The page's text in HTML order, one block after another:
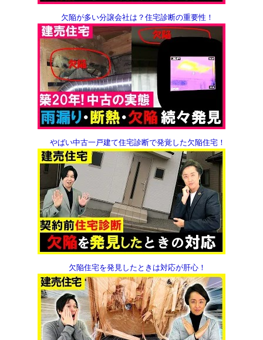
欠陥が多い分譲会社は？ 住宅診断の重要性！
やばい中古一戸建て住宅診断で発覚した欠陥住宅！
欠陥住宅を発見したときは対応が肝心！